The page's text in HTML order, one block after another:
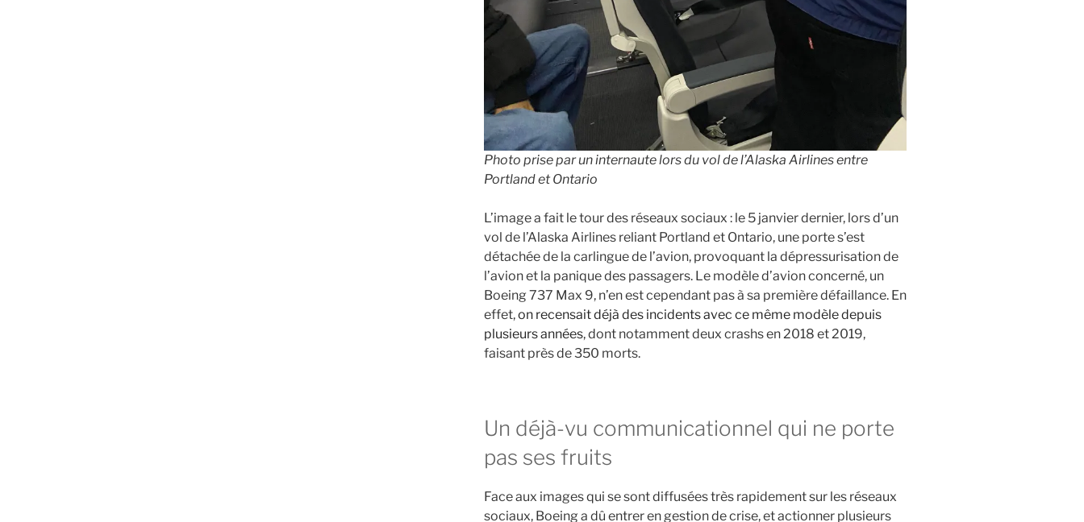
Photo prise par un internaute lors du vol de l’Alaska Airlines entre
Portland et Ontario
L’image a fait le tour des réseaux sociaux : le 5 janvier dernier, lors d’un
vol de l’Alaska Airlines reliant Portland et Ontario, une porte s’est
détachée de la carlingue de l’avion, provoquant la dépressurisation de
l’avion et la panique des passagers. Le modèle d’avion concerné, un
Boeing 737 Max 9, n’en est cependant pas à sa première défaillance. En
effet,on recensait déjà des incidents avec ce même modèle depuis
plusieurs années, dont notamment deux crashs en 2018 et 2019,
faisant près de 350 morts.
Un déjà-vu communicationnel qui ne porte
pas ses fruits
Face aux images qui se sont diffusées très rapidement sur les réseaux
sociaux, Boeing a dû entrer en gestion de crise, et actionner plusieurs